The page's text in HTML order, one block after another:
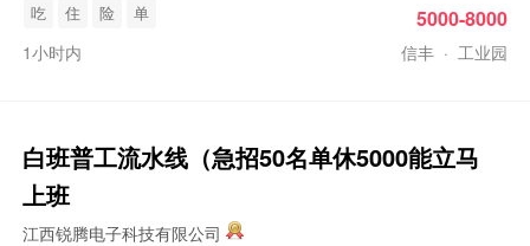
吃 住 险 单
1小时内 信丰 · 工业园
5000-8000
白班普工流水线（急招50名单休5000能立马
上班
江西锐腾电子科技有限公司